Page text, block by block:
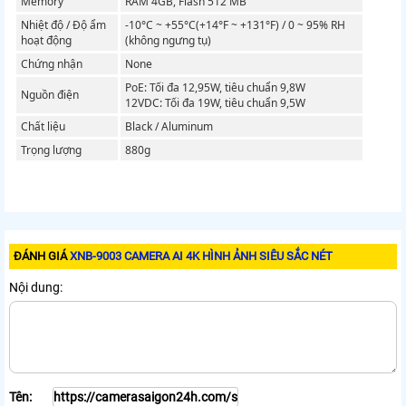
Nhiệt độ / Độ ẩm
hoạt động
-10°C ~ +55°C(+14°F ~ +131°F) / 0 ~ 95% RH
(không ngưng tụ)
Chứng nhận
None
Nguồn điện
PoE: Tối đa 12,95W, tiêu chuẩn 9,8W
12VDC: Tối đa 19W, tiêu chuẩn 9,5W
Chất liệu
Black / Aluminum
Trọng lượng
880g
ĐÁNH GIÁXNB-9003 CAMERA AI 4K HÌNH ẢNH SIÊU SẮC NÉT
Nội dung:
Tên: